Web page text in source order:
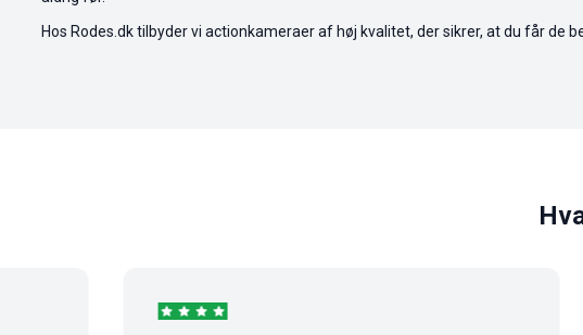
Hos Rodes.dk tilbyder vi actionkameraer af høj kvalitet, der sikrer, at du får